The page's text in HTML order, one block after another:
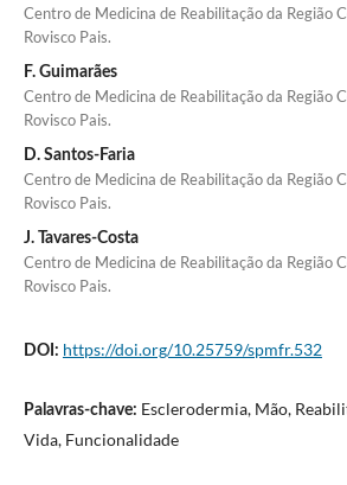
Centro de Medicina de Reabilitação da Região
Rovisco Pais.
F. Guimarães
Centro de Medicina de Reabilitação da Região
Rovisco Pais.
D. Santos-Faria
Centro de Medicina de Reabilitação da Região
Rovisco Pais.
J. Tavares-Costa
Centro de Medicina de Reabilitação da Região
Rovisco Pais.
DOI: https://doi.org/10.25759/spmfr.532
Palavras-chave: Esclerodermia, Mão,
Vida, Funcionalidade